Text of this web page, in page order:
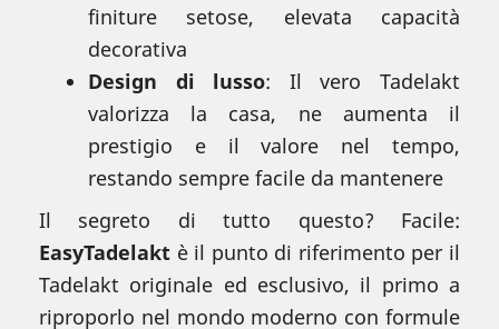
finiture setose, elevata capacità
decorativa
Design di lusso: Il vero Tadelakt
valorizza la casa, ne aumenta il
prestigio e il valore nel tempo,
restando sempre facile da mantenere
Il segreto di tutto questo? Facile:
EasyTadelakt è il punto di riferimento per il
Tadelakt originale ed esclusivo, il primo a
riproporlo nel mondo moderno con formule